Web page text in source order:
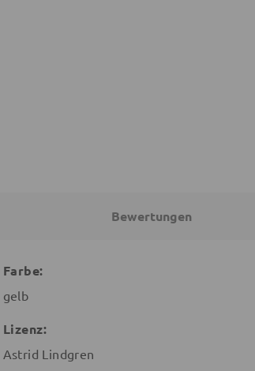
Bewertungen
Farbe:
gelb
Lizenz:
Astrid Lindgren